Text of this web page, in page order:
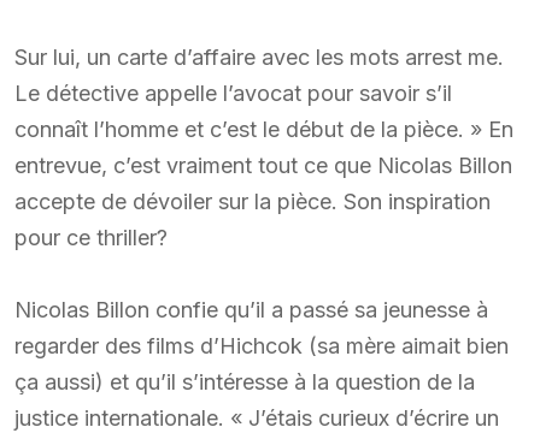
Sur lui, un carte d’affaire avec les mots arrest me.
Le détective appelle l’avocat pour savoir s’il
connaît l’homme et c’est le début de la pièce. » En
entrevue, c’est vraiment tout ce que Nicolas Billon
accepte de dévoiler sur la pièce. Son inspiration
pour ce thriller?
Nicolas Billon confie qu’il a passé sa jeunesse à
regarder des films d’Hichcok (sa mère aimait bien
ça aussi) et qu’il s’intéresse à la question de la
justice internationale. « J’étais curieux d’écrire un